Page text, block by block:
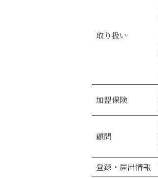
取り扱い
加盟保険
顧問
登録・届出情報